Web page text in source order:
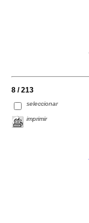
8 / 213
seleccionar
imprimir